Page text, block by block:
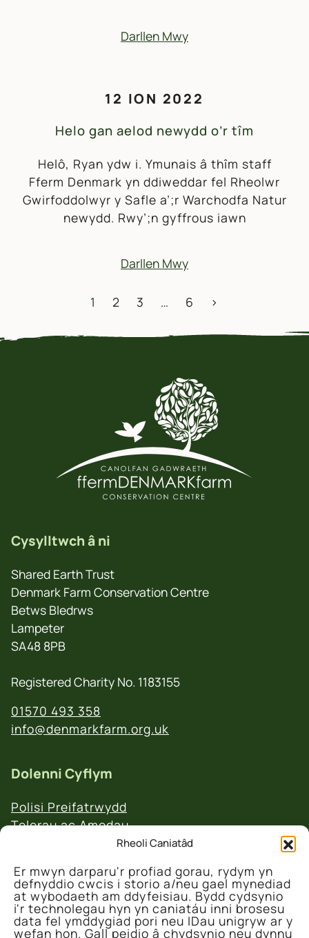
Rheoli Caniatâd
Er mwyn darparu'r profiad gorau, rydym yn
defnyddio cwcis i storio a/neu gael mynediad
at wybodaeth am ddyfeisiau. Bydd cydsynio
i'r technolegau hyn yn caniatáu inni brosesu
data fel ymddygiad pori neu IDau unigryw ar y
wefan hon. Gall peidio â chydsynio neu dynnu
Darllen Mwy
12 ION 2022
Helo gan aelod newydd o’r tîm
Helô, Ryan ydw i. Ymunais â thîm staff
Fferm Denmark yn ddiweddar fel Rheolwr
Gwirfoddolwyr y Safle a’;r Warchodfa Natur
newydd. Rwy’;n gyffrous iawn
Darllen Mwy
MORDWYO POSTIADAU
1 2 3 … 6 >
Cysylltwch â ni
Shared Earth Trust
Denmark Farm Conservation Centre
Betws Bledrws
Lampeter
SA48 8PB
Registered Charity No. 1183155
01570 493 358
info@denmarkfarm.org.uk
Dolenni Cyflym
Polisi Preifatrwydd
Telerau ac Amodau
Polisi Ad-daliadau a Dychweliadau